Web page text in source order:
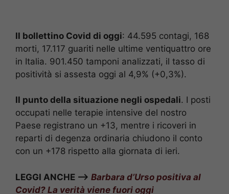
Il bollettino Covid di oggi: 44.595 contagi, 168
morti, 17.117 guariti nelle ultime ventiquattro ore
in Italia. 901.450 tamponi analizzati, il tasso di
positività si assesta oggi al 4,9% (+0,3%).
Il punto della situazione negli ospedali. I posti
occupati nelle terapie intensive del nostro
Paese registrano un +13, mentre i ricoveri in
reparti di degenza ordinaria chiudono il conto
con un +178 rispetto alla giornata di ieri.
LEGGI ANCHE –> Barbara d’Urso positiva al
Covid? La verità viene fuori oggi